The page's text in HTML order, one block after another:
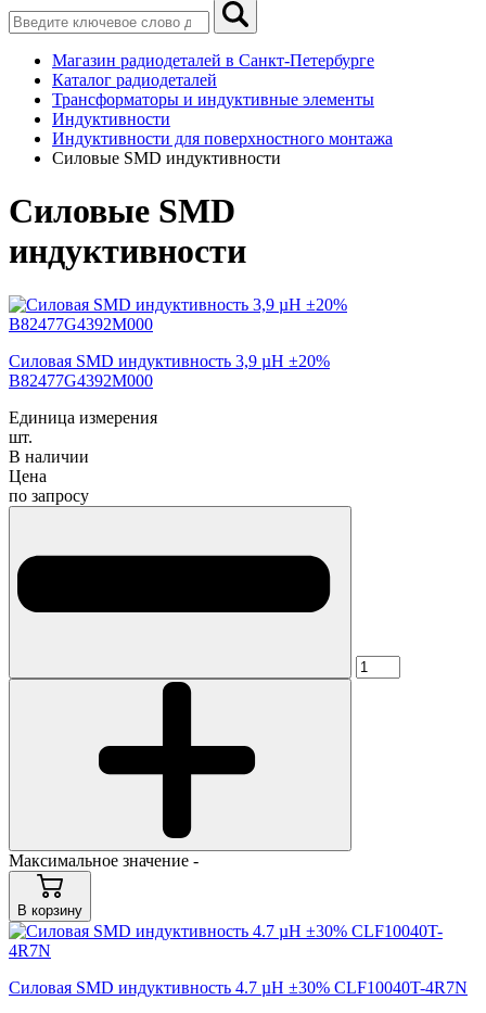
Магазин радиодеталей в Санкт-Петербурге
Каталог радиодеталей
Трансформаторы и индуктивные элементы
Индуктивности
Индуктивности для поверхностного монтажа
Силовые SMD индуктивности
Силовые SMD
индуктивности
Силовая SMD индуктивность 3,9 µH ±20%
B82477G4392M000
Единица измерения
шт.
В наличии
Цена
по запросу
Максимальное значение -
В корзину
Силовая SMD индуктивность 4.7 µH ±30% CLF10040T-4R7N